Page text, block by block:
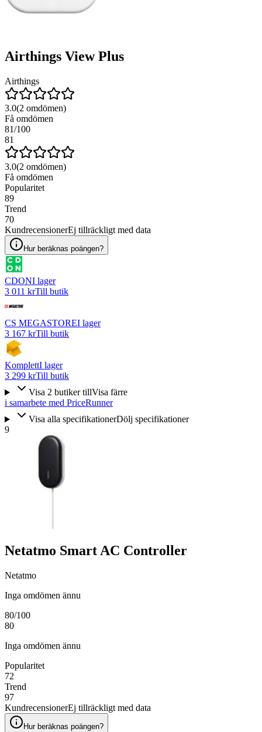
Airthings View Plus
Airthings
3.0(2 omdömen)
Få omdömen
81/100
81
3.0(2 omdömen)
Få omdömen
Popularitet
89
Trend
70
KundrecensionerEj tillräckligt med data
Hur beräknas poängen?
CDONI lager
3 011 krTill butik
CS MEGASTOREI lager
3 167 krTill butik
KomplettI lager
3 299 krTill butik
Visa 2 butiker tillVisa färre
i samarbete med PriceRunner
Visa alla specifikationerDölj specifikationer
9
Netatmo Smart AC Controller
Netatmo
Inga omdömen ännu
80/100
80
Inga omdömen ännu
Popularitet
72
Trend
97
KundrecensionerEj tillräckligt med data
Hur beräknas poängen?